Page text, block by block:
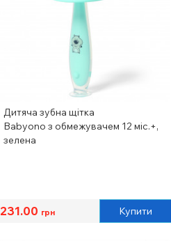
Дитяча зубна щітка
Babyono з обмежувачем 12 міс.+,
зелена
231.00 грн Купити